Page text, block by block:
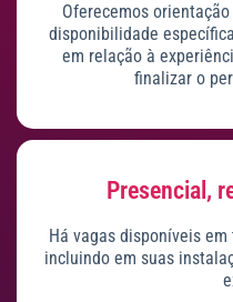
Oferecemos
disponibilidade
em relação à
finalizar o
Presencial,
Há vagas disponíveis
incluindo em suas